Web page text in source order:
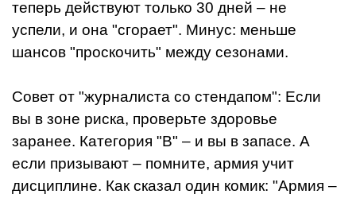
теперь действуют только 30 дней – не
успели, и она "сгорает". Минус: меньше
шансов "проскочить" между сезонами.
Совет от "журналиста со стендапом": Если
вы в зоне риска, проверьте здоровье
заранее. Категория "В" – и вы в запасе. А
если призывают – помните, армия учит
дисциплине. Как сказал один комик: "Армия –